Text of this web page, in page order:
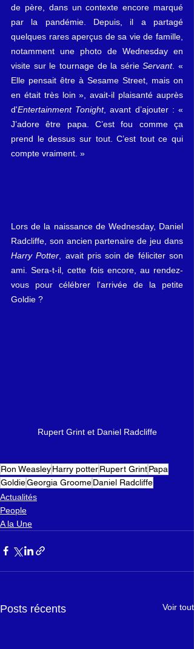
de père, dans un contexte encore marqué
par la pandémie. Depuis, il a partagé
quelques rares aperçus de sa vie de famille,
notamment une photo de Wednesday en
visite sur le tournage de la série Servant. «
Elle pensait être à Sesame Street, mais on
en était très loin », avait-il plaisanté auprès
d'Entertainment Tonight, avant d’ajouter : «
J’adore être papa. C’est fou comme ça
prend le dessus sur tout. C’est tout ce qui
compte vraiment. »
Lors de la naissance de Wednesday, Daniel
Harry Potter , avait pris soin de féliciter son
ami. Sera-t-il, cette fois encore, au rendez-
vous pour célébrer l'arrivée de la petite
Goldie ?
Rupert Grint et Daniel Radcliffe
Ron WeasleyHarry potterRupert GrintPapa
GoldieGeorgia GroomeDaniel Radcliffe
Actualités
People
A la Une
Posts récents Voir tout